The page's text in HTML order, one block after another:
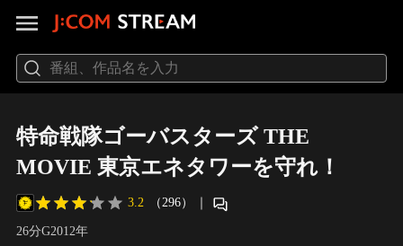
特命戦隊ゴーバスターズ THE
MOVIE 東京エネタワーを守れ！
3.2 （296） ｜
26分G2012年